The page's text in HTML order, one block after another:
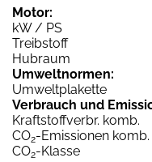
Motor:
kW / PS
Treibstoff
Hubraum
Umweltnormen:
Umweltplakette
Verbrauch und
Kraftstoffverbr. komb.
CO2-Emissionen komb.
CO2-Klasse